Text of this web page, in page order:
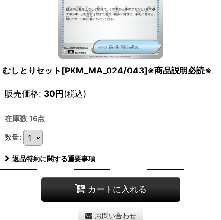
むしとりセット[PKM_MA_024/043]※商品説明必読※
販売価格: 30円(税込)
在庫数 16点
数量:
返品特約に関する重要事項
カートに入れる
お問い合わせ